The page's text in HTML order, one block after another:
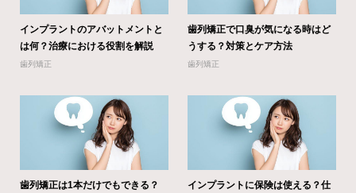
インプラントのアバットメントと
は何？治療における役割を解説
歯列矯正
歯列矯正で口臭が気になる時はど
うする？対策とケア方法
歯列矯正
歯列矯正は1本だけでもできる？
インプラントに保険は使える？仕